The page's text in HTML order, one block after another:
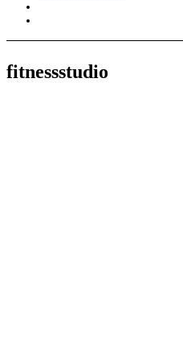
fitnessstudio